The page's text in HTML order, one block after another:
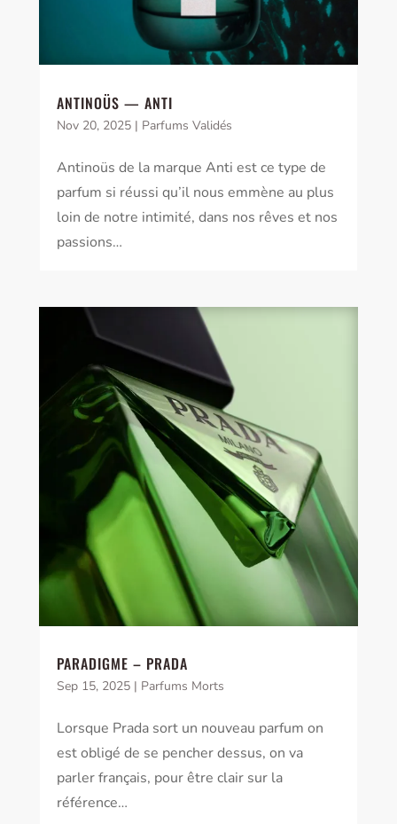
ANTINOÜS — ANTI
Nov 20, 2025| Parfums Validés
Antinoüs de la marque Anti est ce type de
parfum si réussi qu’il nous emmène au plus
loin de notre intimité, dans nos rêves et nos
passions…
PARADIGME – PRADA
Sep 15, 2025| Parfums Morts
Lorsque Prada sort un nouveau parfum on
est obligé de se pencher dessus, on va
parler français, pour être clair sur la
référence…